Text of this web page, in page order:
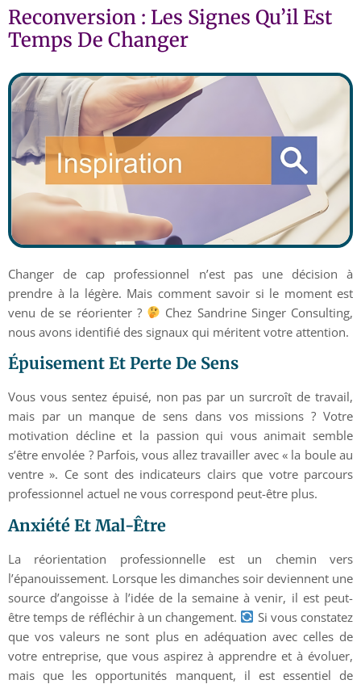
Reconversion : Les Signes Qu’il Est
Temps De Changer
Changer de cap professionnel n’est pas une décision à
prendre à la légère. Mais comment savoir si le moment est
venu de se réorienter ?
Chez Sandrine Singer Consulting,
nous avons identifié des signaux qui méritent votre attention.
Épuisement Et Perte De Sens
Vous vous sentez épuisé, non pas par un surcroît de travail,
mais par un manque de sens dans vos missions ? Votre
motivation décline et la passion qui vous animait semble
s’être envolée ? Parfois, vous allez travailler avec « la boule au
ventre ». Ce sont des indicateurs clairs que votre parcours
professionnel actuel ne vous correspond peut-être plus.
Anxiété Et Mal-Être
La réorientation professionnelle est un chemin vers
l’épanouissement. Lorsque les dimanches soir deviennent une
source d’angoisse à l’idée de la semaine à venir, il est peut-
être temps de réfléchir à un changement.
Si vous constatez
que vos valeurs ne sont plus en adéquation avec celles de
votre entreprise, que vous aspirez à apprendre et à évoluer,
mais que les opportunités manquent, il est essentiel de